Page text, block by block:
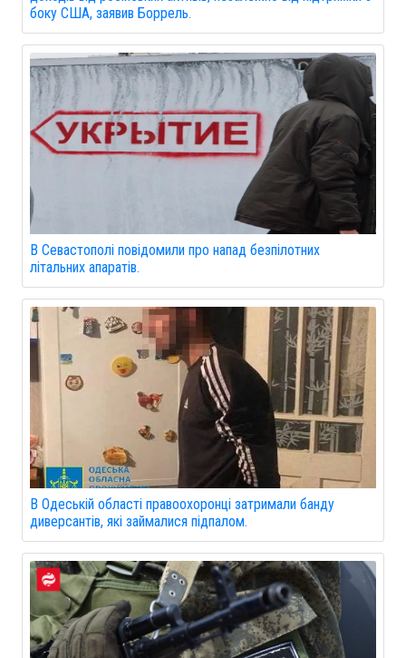
боку США, заявив Боррель.
В Севастополі повідомили про напад безпілотних
літальних апаратів.
В Одеській області правоохоронці затримали банду
диверсантів, які займалися підпалом.